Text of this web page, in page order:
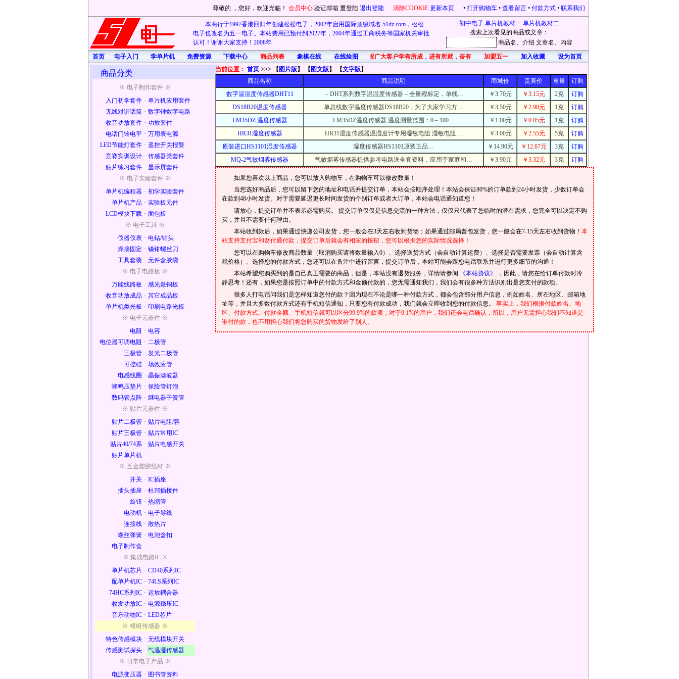
尊敬的 ，您好，欢迎光临！ 会员中心 验证邮箱 重登陆 退出登陆 清除COOKIE 更新本页 • 打开购物车 • 查看留言 • 付款方式 • 联系我们
本商行于1997香港回归年创建松松电子，2002年启用国际顶级域名 51dz.com，松松
电子也改名为五一电子。本站费用已预付到2027年，2004年通过工商税务等国家机关审批
认可！谢谢大家支持！2008年
初中电子 单片机教材一 单片机教材二
搜索上次看见的商品或文章：
商品名 、介绍 文章名 、内容
首页
电子入门 学单片机 免费资源 下载中心 商品列表 象棋在线 在线绘图
首先在此祝广大客户学有所成，进有所就，奋有所获，开心每一天！凡在本站购物的，均有礼品赠送。本站为感恩新老客户
加盟五一 加入收藏 设为首页
商品分类
※ 电子制作套件 ※
入门初学套件 · 单片机应用套件
无线对讲话筒 · 数字钟数字电路
收音功放套件 · 功放套件
电话门铃电平 · 万用表电源
LED节能灯套件 · 遥控开关报警
竞赛实训设计 · 传感器类套件
贴片练习套件 · 显示屏套件
※ 电子实验套件 ※
单片机编程器 · 初学实验套件
单片机产品 · 实验板元件
LCD模块下载 · 面包板
※ 电子工具 ※
仪器仪表 · 电钻/钻头
焊接固定 · 镊钳螺丝刀
工具套装 · 元件盒胶袋
※ 电子电路板 ※
万能线路板 · 感光敷铜板
收音功放成品 · 其它成品板
单片机类光板 · 印刷电路光板
※ 电子元器件 ※
电阻 · 电容
电位器可调电阻 · 二极管
三极管 · 发光二极管
可控硅 · 场效应管
电感线圈 · 晶振滤波器
蜂鸣压垫片 · 保险管灯泡
数码管点阵 · 继电器干簧管
※ 贴片元器件 ※
贴片二极管 · 贴片电阻/容
贴片三极管 · 贴片常用IC
贴片40/74系 · 贴片电感开关
贴片单片机 ·
※ 五金塑胶线材 ※
开关 · IC插座
插头插座 · 杜邦插接件
旋钮 · 热缩管
电动机 · 电子导线
连接线 · 散热片
螺丝弹簧 · 电池盒扣
电子制作盒 ·
※ 集成电路IC ※
单片机芯片 · CD40系列IC
配单片机IC · 74LS系列IC
74HC系列IC · 运放耦合器
收发功放IC · 电源稳压IC
音乐动物IC · LED芯片
※ 模组传感器 ※
特色传感模块 · 无线模块开关
传感测试探头 · 气温湿传感器
※ 日常电子产品 ※
电源变压器 · 图书管资料
当前位置： 首页 >>> 【 图片版】 【 图文版】 【文字版】
商品名称
商品说明 商城价 贵宾价 重量
订购
数字温湿度传感器DHT11
－DHT系列数字温湿度传感器－全量程标定，单线… ￥3.70元 ￥3.15元 2克
订购
DS18B20温度传感器
单总线数字温度传感器DS18B20，为了大家学习方… ￥3.50元 ￥2.98元 1克
订购
LM35DZ 温度传感器
LM35DZ温度传感器 温度测量范围：0～100… ￥1.00元 ￥0.85元 1克
订购
HR31湿度传感器
HR31湿度传感器温湿度计专用湿敏电阻 湿敏电阻… ￥3.00元 ￥2.55元 5克
订购
原装进口HS1101湿度传感器
湿度传感器HS1101原装正品… ￥14.90元 ￥12.67元 3克
订购
MQ-2气敏烟雾传感器
气敏烟雾传感器提供参考电路送全套资料，应用于家庭和… ￥3.90元 ￥3.32元 3克 订购
如果您喜欢以上商品，您可以放入购物车，在购物车可以修改数量！
当您选好商品后，您可以留下您的地址和电话并提交订单，本站会按顺序处理！本站会保证80%的订单款到24小时发货，少数订单会
在款到48小时发货。对于需要延迟更长时间发货的个别订单或者大订单，本站会电话通知道您！
请放心，提交订单并不表示必需购买。 提交订单仅仅是信息交流的一种方法，仅仅只代表了您临时的潜在需求，您完全可以决定不购
买，并且不需要任何理由。
本站收到款后，如果通过快递公司发货，您一般会在3天左右收到货物；如果通过邮局普包发货，您一般会在7-15天左右收到货物！ 本
站支持支付宝和财付通付款，提交订单后就会有相应的按钮，您可以根据您的实际情况选择！
您可以在购物车修改商品数量（取消购买请将数量输入0）、选择送货方式（会自动计算运费）、选择是否需要发票（会自动计算含
税价格）、选择您的付款方式，您还可以在备注中进行留言，提交订单后，本站可能会跟您电话联系并进行更多细节的沟通！
本站希望您购买到的是自己真正需要的商品，但是，本站没有退货服务，详情请参阅
《本站协议》
，因此，请您在给订单付款时冷
静思考！还有，如果您是按照订单中的付款方式和金额付款的，您无需通知我们，我们会有很多种方法识别出是您支付的款项。
很多人打电话问我们是怎样知道您付的款？因为现在不论是哪一种付款方式，都会包含部分用户信息，例如姓名、所在地区、邮箱地
址等，并且大多数付款方式还有手机短信通知，只要您有付款成功，我们就会立即收到您的付款信息。 事实上，我们根据付款姓名、地
区、付款方式、付款金额、手机短信就可以区分99.9%的款项，对于0.1%的用户，我们还会电话确认，所以，用户无需担心我们不知道是
谁付的款，也不用担心我们将您购买的货物发给了别人。